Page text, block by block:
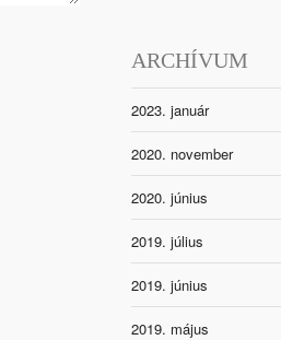
ARCHÍVUM
2023. január
2020. november
2020. június
2019. július
2019. június
2019. május